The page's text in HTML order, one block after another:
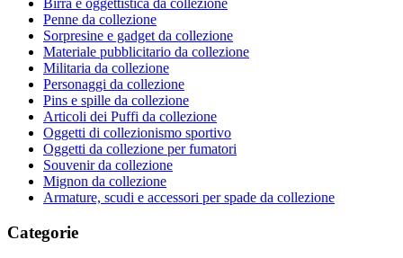
Birra e oggettistica da collezione
Penne da collezione
Sorpresine e gadget da collezione
Materiale pubblicitario da collezione
Militaria da collezione
Personaggi da collezione
Pins e spille da collezione
Articoli dei Puffi da collezione
Oggetti di collezionismo sportivo
Oggetti da collezione per fumatori
Souvenir da collezione
Mignon da collezione
Armature, scudi e accessori per spade da collezione
Categorie